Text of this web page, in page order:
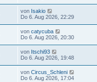
von Isakio
Do 6. Aug 2026, 22:29
von catycuba
Do 6. Aug 2026, 20:30
von Itschi93
Do 6. Aug 2026, 19:48
von Circus_Schleni
Do 6. Aug 2026, 17:04